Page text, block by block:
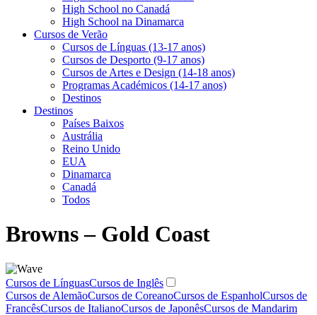
High School no Canadá
High School na Dinamarca
Cursos de Verão
Cursos de Línguas (13-17 anos)
Cursos de Desporto (9-17 anos)
Cursos de Artes e Design (14-18 anos)
Programas Académicos (14-17 anos)
Destinos
Destinos
Países Baixos
Austrália
Reino Unido
EUA
Dinamarca
Canadá
Todos
Browns – Gold Coast
Cursos de LínguasCursos de Inglês
Cursos de AlemãoCursos de CoreanoCursos de EspanholCursos de
FrancêsCursos de ItalianoCursos de JaponêsCursos de Mandarim